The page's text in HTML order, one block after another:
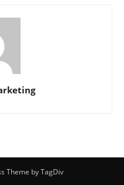
Theme by TagDiv